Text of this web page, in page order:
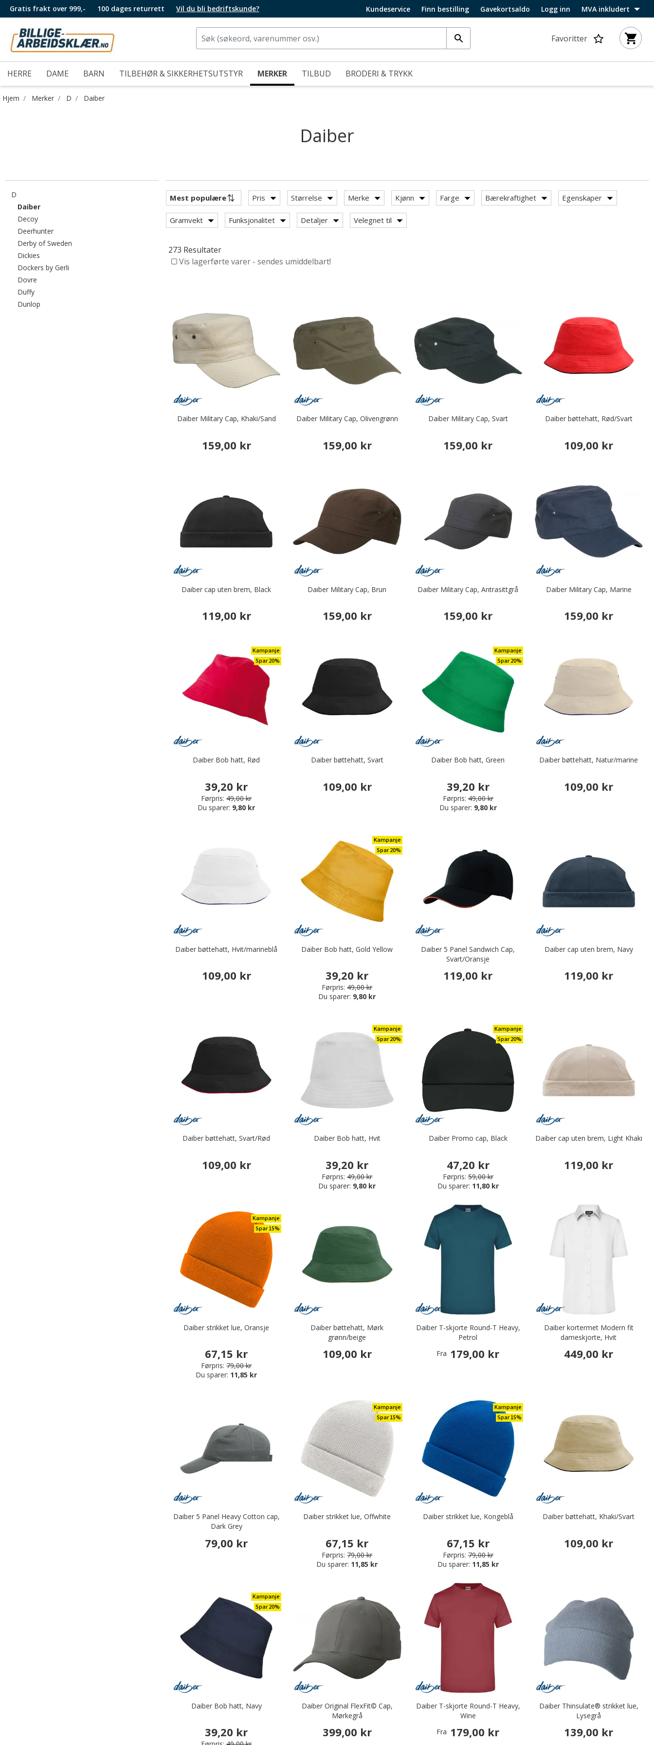
Gratis frakt over 999,- 100 dages returrett Vil du bli bedriftskunde? Kundeservice Finn bestilling Gavekortsaldo Logg inn MVA inkludert
Favoritter
HERRE DAME BARN TILBEHØR & SIKKERHETSUTSTYR MERKER TILBUD BRODERI & TRYKK
Hjem Merker D Daiber
Daiber
D
Daibervalgte For øyeblikket sortert etter category: Daiber
DecoyFiltrer etter category: Decoy
DeerhunterFiltrer etter category: Deerhunter
Derby of Sweden
Dickies
Dockers by Gerli Filtrer etter category: Dockers by Gerli
Dovre
DuffyFiltrer etter category: Duffy
Dunlop
Pris Størrelse Merke Kjønn Farge Bærekraftighet Egenskaper
Gramvekt Funksjonalitet Detaljer Velegnet til
273 Resultater
Vis lagerførte varer - sendes umiddelbart!
Daiber Military Cap, Khaki/Sand
159,00 kr
Daiber Military Cap, Olivengrønn
159,00 kr
Daiber Military Cap, Svart
159,00 kr
Daiber bøttehatt, Rød/Svart
109,00 kr
Daiber cap uten brem, Black
119,00 kr
Daiber Military Cap, Brun
159,00 kr
Daiber Military Cap, Antrasittgrå
159,00 kr
Daiber Military Cap, Marine
159,00 kr
Kampanje
Spar 20%
Daiber Bob hatt, Rød
39,20 kr
Førpris: 49,00 kr
Du sparer: 9,80 kr
Daiber bøttehatt, Svart
109,00 kr
Kampanje
Spar 20%
Daiber Bob hatt, Green
39,20 kr
Førpris: 49,00 kr
Du sparer: 9,80 kr
Daiber bøttehatt, Natur/marine
109,00 kr
Daiber bøttehatt, Hvit/marineblå
109,00 kr
Kampanje
Spar 20%
Daiber Bob hatt, Gold Yellow
39,20 kr
Førpris: 49,00 kr
Du sparer: 9,80 kr
Daiber 5 Panel Sandwich Cap,
Svart/Oransje
119,00 kr
Daiber cap uten brem, Navy
119,00 kr
Daiber bøttehatt, Svart/Rød
109,00 kr
Kampanje
Spar 20%
Daiber Bob hatt, Hvit
39,20 kr
Førpris: 49,00 kr
Du sparer: 9,80 kr
Kampanje
Spar 20%
Daiber Promo cap, Black
47,20 kr
Førpris: 59,00 kr
Du sparer: 11,80 kr
Daiber cap uten brem, Light Khaki
119,00 kr
Kampanje
Spar 15%
Daiber strikket lue, Oransje
67,15 kr
Førpris: 79,00 kr
Du sparer: 11,85 kr
Daiber bøttehatt, Mørk
grønn/beige
109,00 kr
Daiber T-skjorte Round-T Heavy,
Petrol
Fra 179,00 kr
Daiber kortermet Modern fit
dameskjorte, Hvit
449,00 kr
Daiber 5 Panel Heavy Cotton cap,
Dark Grey
79,00 kr
Kampanje
Spar 15%
Daiber strikket lue, Offwhite
67,15 kr
Førpris: 79,00 kr
Du sparer: 11,85 kr
Kampanje
Spar 15%
Daiber strikket lue, Kongeblå
67,15 kr
Førpris: 79,00 kr
Du sparer: 11,85 kr
Daiber bøttehatt, Khaki/Svart
109,00 kr
Kampanje
Spar 20%
Daiber Bob hatt, Navy
39,20 kr
Daiber Original FlexFit© Cap,
Mørkegrå
399,00 kr
Daiber T-skjorte Round-T Heavy,
Wine
Fra 179,00 kr
Daiber Thinsulate® strikket lue,
Lysegrå
139,00 kr